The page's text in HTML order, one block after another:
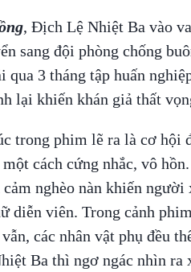
, Địch Lệ Nhiệt Ba vào
sang đội phòng chống
3 tháng tập huấn
lại khiến khán giả thất
trong phim lẽ ra là cơ hội
cách cứng nhắc, vô
nghèo nàn khiến người
diễn viên. Trong cảnh
các nhân vật phụ đều
Ba thì ngơ ngác nhìn ra